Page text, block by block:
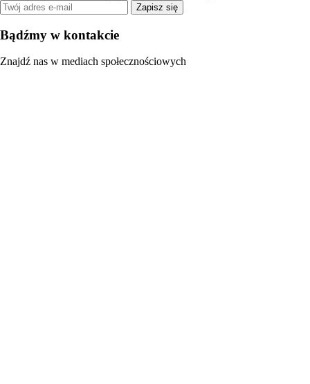
Zapisz się
Bądźmy w kontakcie
Znajdź nas w mediach społecznościowych